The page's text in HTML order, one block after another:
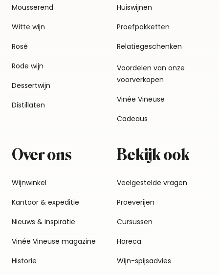
Mousserend
Witte wijn
Rosé
Rode wijn
Dessertwijn
Distillaten
Huiswijnen
Proefpakketten
Relatiegeschenken
Voordelen van onze
voorverkopen
Vinée Vineuse
Cadeaus
Over ons
Wijnwinkel
Kantoor & expeditie
Nieuws & inspiratie
Vinée Vineuse magazine
Historie
Bekijk ook
Veelgestelde vragen
Proeverijen
Cursussen
Horeca
Wijn-spijsadvies